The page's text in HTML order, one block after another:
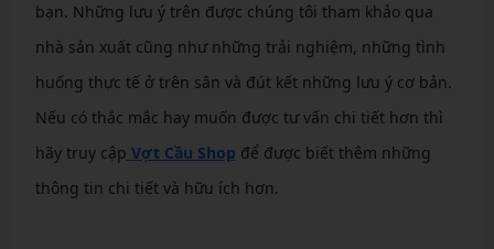
bạn. Những lưu ý trên được chúng tôi tham khảo qua
nhà sản xuất cũng như những trải nghiệm, những tình
huống thực tế ở trên sân và đút kết những lưu ý cơ bản.
Nếu có thắc mắc hay muốn được tư vấn chi tiết hơn thì
hãy truy cập Vợt Cầu Shop để được biết thêm những
thông tin chi tiết và hữu ích hơn.